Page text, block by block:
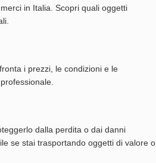
in Italia. Scopri quali oggetti
i prezzi, le condizioni e le
dalla perdita o dai danni
se stai trasportando oggetti di valore o